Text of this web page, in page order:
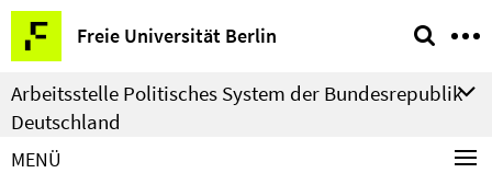
Springe
direkt
zu
Inhalt
Freie Universität Berlin
Service-
Navigation
Arbeitsstelle Politisches System der Bundesrepublik
Deutschland
MENÜ